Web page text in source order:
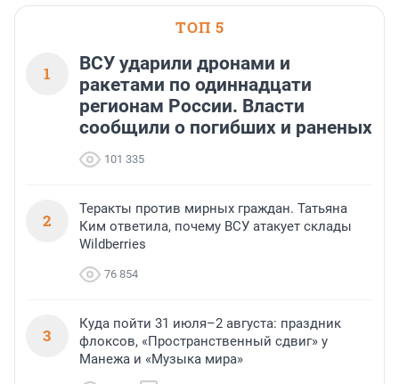
ТОП 5
1
ВСУ ударили дронами и
ракетами по одиннадцати
регионам России. Власти
сообщили о погибших и раненых
101 335
2
Теракты против мирных граждан. Татьяна
Ким ответила, почему ВСУ атакует склады
Wildberries
76 854
3
Куда пойти 31 июля–2 августа: праздник
флоксов, «Пространственный сдвиг» у
Манежа и «Музыка мира»